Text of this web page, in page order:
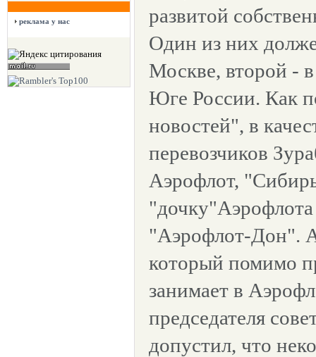
реклама у нас
развитой
Один из них
Москве, второй -
Юге России. Как
новостей", в
перевозчиков
Аэрофлот,
"Аэрофлот-Дон".
который помимо
занимает в
председателя
допустил, что